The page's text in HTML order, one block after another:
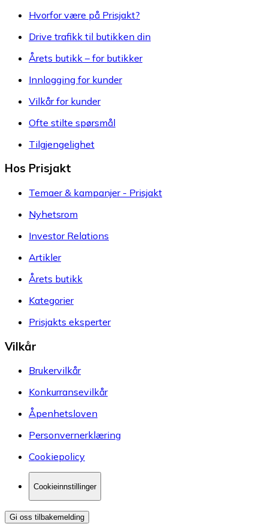
Hvorfor være på Prisjakt?
Drive trafikk til butikken din
Årets butikk – for butikker
Innlogging for kunder
Vilkår for kunder
Ofte stilte spørsmål
Tilgjengelighet
Hos Prisjakt
Temaer & kampanjer - Prisjakt
Nyhetsrom
Investor Relations
Artikler
Årets butikk
Kategorier
Prisjakts eksperter
Vilkår
Brukervilkår
Konkurransevilkår
Åpenhetsloven
Personvernerklæring
Cookiepolicy
Cookieinnstillinger
Gi oss tilbakemelding